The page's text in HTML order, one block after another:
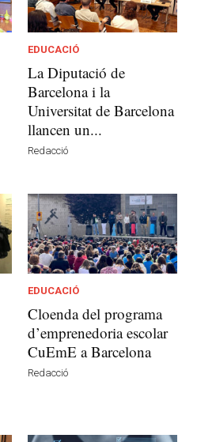
EDUCACIÓ
La Diputació de
Barcelona i la
Universitat de Barcelona
llancen un...
Redacció
EDUCACIÓ
Cloenda del programa
d’emprenedoria escolar
CuEmE a Barcelona
Redacció